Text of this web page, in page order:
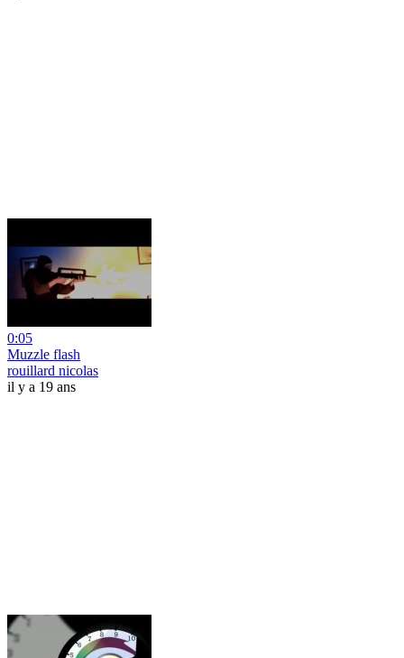
0:05
Muzzle flash
rouillard nicolas
il y a 19 ans